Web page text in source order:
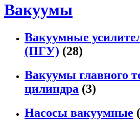
Вакуумы
Вакуумные
(ПГУ) (28)
Вакуумы главного
цилиндра (3)
Насосы вакуумные